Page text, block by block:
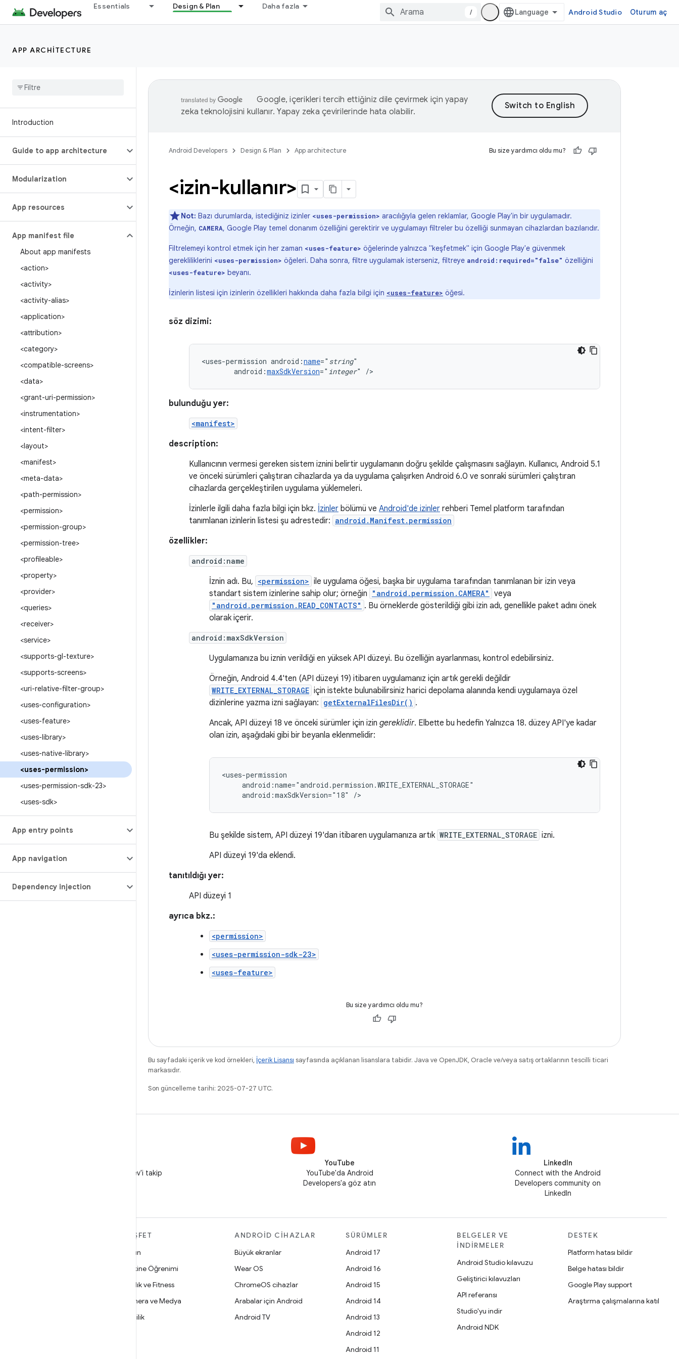
Essentials Design & Plan Daha fazla
/ Android Studio Oturum aç
APP ARCHITECTURE
Introduction
Guide to app architecture
Modularization
App resources
App manifest file
About app manifests
<action>
<activity>
<activity-alias>
<application>
<attribution>
<category>
<compatible-screens>
<data>
<grant-uri-permission>
<instrumentation>
<intent-filter>
<layout>
<manifest>
<meta-data>
<path-permission>
<permission>
<permission-group>
<permission-tree>
<profileable>
<property>
<provider>
<queries>
<receiver>
<service>
<supports-gl-texture>
<supports-screens>
<uri-relative-filter-group>
<uses-configuration>
<uses-feature>
<uses-library>
<uses-native-library>
<uses-permission>
<uses-permission-sdk-23>
<uses-sdk>
App entry points
App navigation
Dependency injection
Google, içerikleri tercih ettiğiniz dile çevirmek için yapay
zeka teknolojisini kullanır. Yapay zeka çevirilerinde hata olabilir.
Android Developers Design & Plan App architecture Bu size yardımcı oldu mu?
<izin-kullanır>
Not: Bazı durumlarda, istediğiniz izinler <uses-permission> aracılığıyla gelen reklamlar, Google Play'in bir uygulamadır.
Örneğin, CAMERA, Google Play temel donanım özelliğini gerektirir ve uygulamayı filtreler bu özelliği sunmayan cihazlardan bazılarıdır.
Filtrelemeyi kontrol etmek için her zaman <uses-feature> öğelerinde yalnızca "keşfetmek" için Google Play'e güvenmek
gerekliliklerini <uses-permission> öğeleri. Daha sonra, filtre uygulamak isterseniz, filtreye android:required="false" özelliğini
<uses-feature> beyanı.
İzinlerin listesi için izinlerin özellikleri hakkında daha fazla bilgi için <uses-feature> öğesi.
söz dizimi:
<uses-permission android:name=" string
android:maxSdkVersion=" integer" />
bulunduğu yer:
<manifest>
description:
Kullanıcının vermesi gereken sistem iznini belirtir uygulamanın doğru şekilde çalışmasını sağlayın. Kullanıcı, Android 5.1
ve önceki sürümleri çalıştıran cihazlarda ya da uygulama çalışırken Android 6.0 ve sonraki sürümleri çalıştıran
cihazlarda gerçekleştirilen uygulama yüklemeleri.
İzinlerle ilgili daha fazla bilgi için bkz. İzinler bölümü ve Android'de izinler rehberi Temel platform tarafından
tanımlanan izinlerin listesi şu adrestedir: android.Manifest.permission
özellikler:
android:name
İznin adı. Bu, <permission> ile uygulama öğesi, başka bir uygulama tarafından tanımlanan bir izin veya
standart sistem izinlerine sahip olur; örneğin
"android.permission.CAMERA" veya
"android.permission.READ_CONTACTS" . Bu örneklerde gösterildiği gibi izin adı, genellikle paket adını önek
olarak içerir.
android:maxSdkVersion
Uygulamanıza bu iznin verildiği en yüksek API düzeyi. Bu özelliğin ayarlanması, kontrol edebilirsiniz.
Örneğin, Android 4.4'ten (API düzeyi 19) itibaren uygulamanız için artık gerekli değildir
WRITE_EXTERNAL_STORAGE için istekte bulunabilirsiniz harici depolama alanında kendi uygulamaya özel
dizinlerine yazma izni sağlayan: getExternalFilesDir() .
Ancak, API düzeyi 18 ve önceki sürümler için izin gereklidir. Elbette bu hedefin Yalnızca 18. düzey API'ye kadar
olan izin, aşağıdaki gibi bir beyanla eklenmelidir:
android:maxSdkVersion="18"
/>
Bu şekilde sistem, API düzeyi 19'dan itibaren uygulamanıza artık WRITE_EXTERNAL_STORAGE izni.
API düzeyi 19'da eklendi.
tanıtıldığı yer:
API düzeyi 1
ayrıca bkz.:
<permission>
<uses-permission-sdk-23>
<uses-feature>
Bu size yardımcı oldu mu?
Bu sayfadaki içerik ve kod örnekleri, İçerik Lisansı sayfasında açıklanan lisanslara tabidir. Java ve OpenJDK, Oracle ve/veya satış ortaklarının tescilli ticari
markasıdır.
Son güncelleme tarihi: 2025-07-27 UTC.
X'te @AndroidDev'i takip
YouTube
YouTube'da Android
Developers'a göz atın
LinkedIn
Connect with the Android
Developers community on
LinkedIn
KEŞFET
Oyun
Makine Öğrenimi
Sağlık ve Fitness
Kamera ve Medya
Gizlilik
ANDROID CIHAZLAR
Büyük ekranlar
Wear OS
ChromeOS cihazlar
Arabalar için Android
Android TV
SÜRÜMLER
Android 17
Android 16
Android 15
Android 14
Android 13
Android 12
Android 11
BELGELER VE
İNDIRMELER
Android Studio kılavuzu
Geliştirici kılavuzları
API referansı
Studio'yu indir
Android NDK
DESTEK
Platform hatası bildir
Belge hatası bildir
Google Play support
Araştırma çalışmalarına katıl